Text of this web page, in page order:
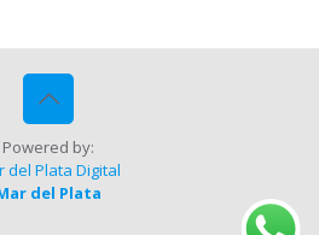
Powered by:
del Plata Digital
del Plata